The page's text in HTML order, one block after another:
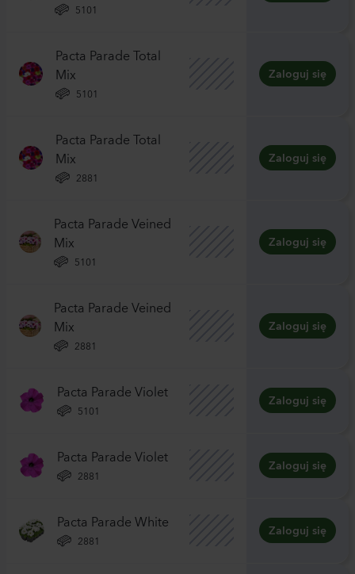
5101
Pacta Parade Total
Mix
5101
Zaloguj się
Pacta Parade Total
Mix
2881
Zaloguj się
Pacta Parade Veined
Mix
5101
Zaloguj się
Pacta Parade Veined
Mix
2881
Zaloguj się
Pacta Parade Violet
5101
Zaloguj się
Pacta Parade Violet
2881
Zaloguj się
Pacta Parade White
2881
Zaloguj się